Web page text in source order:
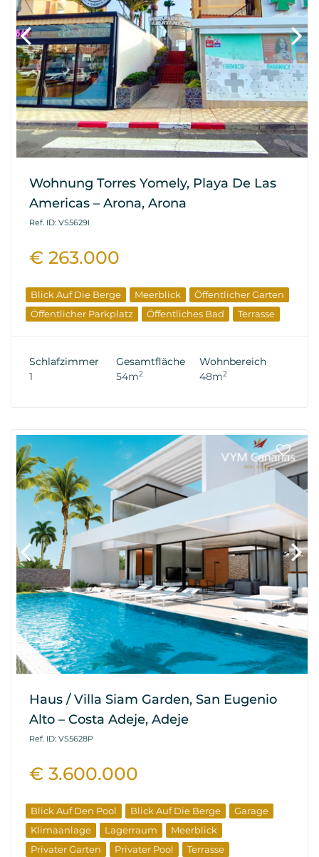
Wohnung Torres Yomely, Playa De Las
Americas – Arona, Arona
Ref. ID: VS5629I
€ 263.000
Blick Auf Die Berge Meerblick
Öffentlicher Garten
Öffentlicher Parkplatz
Öffentliches Bad Terrasse
Schlafzimmer
1
Gesamtfläche
54m2
Wohnbereich
48m2
Haus / Villa Siam Garden, San Eugenio
Alto – Costa Adeje, Adeje
Ref. ID: VS5628P
€ 3.600.000
Blick Auf Den Pool Blick Auf Die Berge
Garage
Klimaanlage
Lagerraum
Meerblick
Privater Garten
Privater Pool Terrasse